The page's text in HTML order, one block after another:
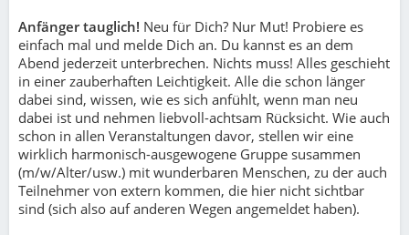
Anfänger tauglich! Neu für Dich? Nur Mut! Probiere es
einfach mal und melde Dich an. Du kannst es an dem
Abend jederzeit unterbrechen. Nichts muss! Alles geschieht
in einer zauberhaften Leichtigkeit. Alle die schon länger
dabei sind, wissen, wie es sich anfühlt, wenn man neu
dabei ist und nehmen liebvoll-achtsam Rücksicht. Wie auch
schon in allen Veranstaltungen davor, stellen wir eine
wirklich harmonisch-ausgewogene Gruppe susammen
(m/w/Alter/usw.) mit wunderbaren Menschen, zu der auch
Teilnehmer von extern kommen, die hier nicht sichtbar
sind (sich also auf anderen Wegen angemeldet haben).